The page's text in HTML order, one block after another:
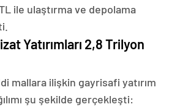
ile ulaştırma ve depolama
Yatırımları 2,8 Trilyon
mallara ilişkin gayrisafi yatırım
şu şekilde gerçekleşti: